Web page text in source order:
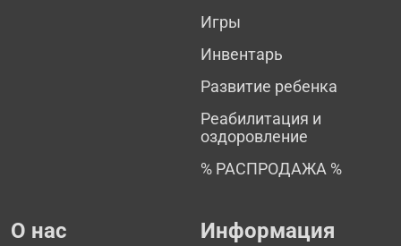
Игры
Инвентарь
Развитие ребенка
Реабилитация и
оздоровление
% РАСПРОДАЖА %
О нас Информация